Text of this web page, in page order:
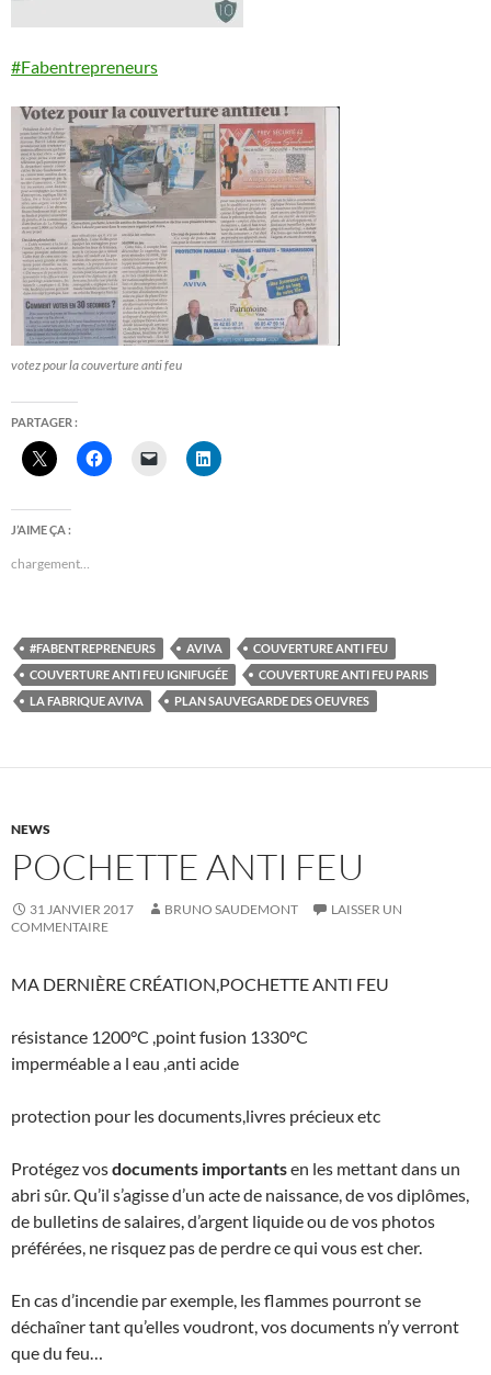
#Fabentrepreneurs
votez pour la couverture anti feu
PARTAGER :
J’AIME ÇA :
chargement…
#FABENTREPRENEURS AVIVA
COUVERTURE ANTI FEU
COUVERTURE ANTI FEU IGNIFUGÉE
COUVERTURE ANTI FEU PARIS
LA FABRIQUE AVIVA
PLAN SAUVEGARDE DES OEUVRES
NEWS
POCHETTE ANTI FEU
31 JANVIER 2017 BRUNO SAUDEMONT
LAISSER UN
COMMENTAIRE
MA DERNIÈRE CRÉATION,POCHETTE ANTI FEU
résistance 1200°C ,point fusion 1330°C
imperméable a l eau ,anti acide
protection pour les documents,livres précieux etc
Protégez vosdocuments importantsen les mettant dans un
abri sûr. Qu’il s’agisse d’un acte de naissance, de vos diplômes,
de bulletins de salaires, d’argent liquide ou de vos photos
préférées, ne risquez pas de perdre ce qui vous est cher.
En cas d’incendie par exemple, les flammes pourront se
déchaîner tant qu’elles voudront, vos documents n’y verront
que du feu…